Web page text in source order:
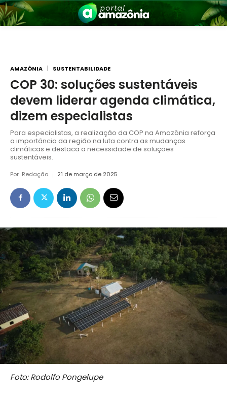
Amazônia
AMAZÔNIA SUSTENTABILIDADE
COP 30: soluções sustentáveis
devem liderar agenda climática,
dizem especialistas
Para especialistas, a realização da COP na Amazônia reforça
a importância da região na luta contra as mudanças
climáticas e destaca a necessidade de soluções
sustentáveis.
Por Redação 21 de março de 2025
Foto: Rodolfo Pongelupe